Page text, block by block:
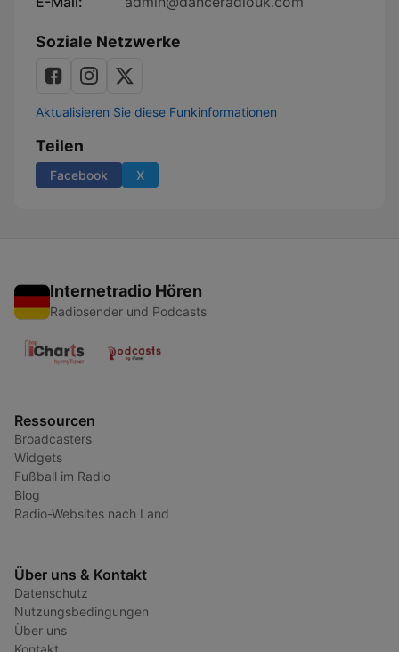
Soziale Netzwerke
Aktualisieren Sie diese Funkinformationen
Teilen
Facebook X
Internetradio Hören
Radiosender und Podcasts
Ressourcen
Broadcasters
Widgets
Fußball im Radio
Blog
Radio-Websites nach Land
Über uns & Kontakt
Datenschutz
Nutzungsbedingungen
Über uns
Kontakt